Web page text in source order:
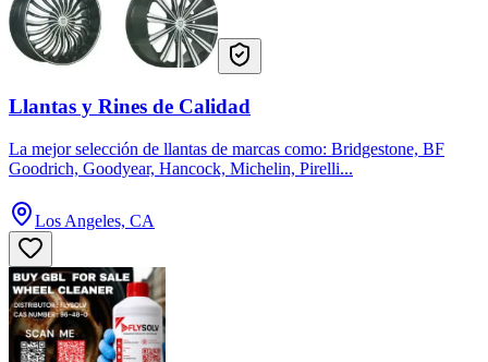
Llantas y Rines de Calidad
La mejor selección de llantas de marcas como: Bridgestone, BF
Goodrich, Goodyear, Hancock, Michelin, Pirelli...
Los Angeles, CA